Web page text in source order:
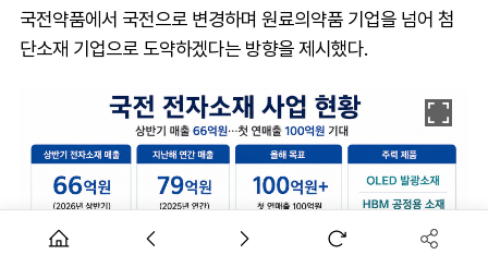
국전약품에서 국전으로 변경하며 원료의약품 기업을 넘어 첨
단소재 기업으로 도약하겠다는 방향을 제시했다.